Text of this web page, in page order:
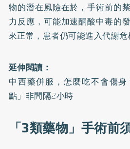
物的潛在風險在於，手術前的
力反應，可能加速酮酸中毒的
來正常，患者仍可能進入代謝危
延伸閱讀：
中西藥併服，怎麼吃不會傷
點」非間隔2小時
「3類藥物」手術前